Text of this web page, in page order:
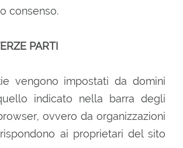
consenso.
PARTI
vengono impostati da domini
indicato nella barra degli
ovvero da organizzazioni
ai proprietari del sito